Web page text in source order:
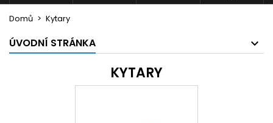
Domů Kytary
ÚVODNÍ STRÁNKA
KYTARY